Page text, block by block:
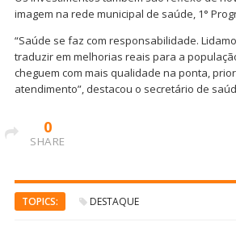
imagem na rede municipal de saúde, 1°
“Saúde se faz com responsabilidade.
traduzir em melhorias reais para a
cheguem com mais qualidade na ponta,
atendimento”, destacou o secretário de
0
SHARE
TOPICS: DESTAQUE